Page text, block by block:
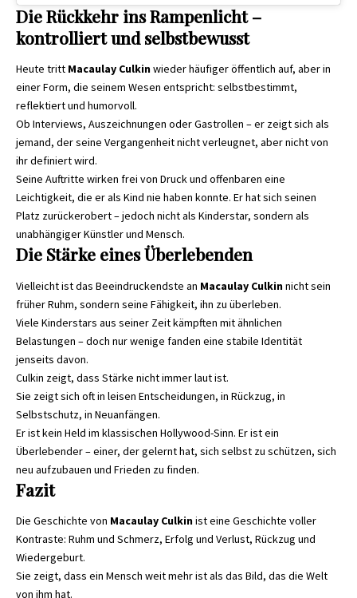
Die Rückkehr ins Rampenlicht –
kontrolliert und selbstbewusst
Heute tritt Macaulay Culkinwieder häufiger öffentlich auf, aber in
einer Form, die seinem Wesen entspricht: selbstbestimmt,
reflektiert und humorvoll.
Ob Interviews, Auszeichnungen oder Gastrollen – er zeigt sich als
jemand, der seine Vergangenheit nicht verleugnet, aber nicht von
ihr definiert wird.
Seine Auftritte wirken frei von Druck und offenbaren eine
Leichtigkeit, die er als Kind nie haben konnte. Er hat sich seinen
Platz zurückerobert – jedoch nicht als Kinderstar, sondern als
unabhängiger Künstler und Mensch.
Die Stärke eines Überlebenden
Vielleicht ist das Beeindruckendste an Macaulay Culkinnicht sein
früher Ruhm, sondern seine Fähigkeit, ihn zu überleben.
Viele Kinderstars aus seiner Zeit kämpften mit ähnlichen
Belastungen – doch nur wenige fanden eine stabile Identität
jenseits davon.
Culkin zeigt, dass Stärke nicht immer laut ist.
Sie zeigt sich oft in leisen Entscheidungen, in Rückzug, in
Selbstschutz, in Neuanfängen.
Er ist kein Held im klassischen Hollywood-Sinn. Er ist ein
Überlebender – einer, der gelernt hat, sich selbst zu schützen, sich
neu aufzubauen und Frieden zu finden.
Fazit
Die Geschichte von Macaulay Culkinist eine Geschichte voller
Kontraste: Ruhm und Schmerz, Erfolg und Verlust, Rückzug und
Wiedergeburt.
Sie zeigt, dass ein Mensch weit mehr ist als das Bild, das die Welt
von ihm hat.